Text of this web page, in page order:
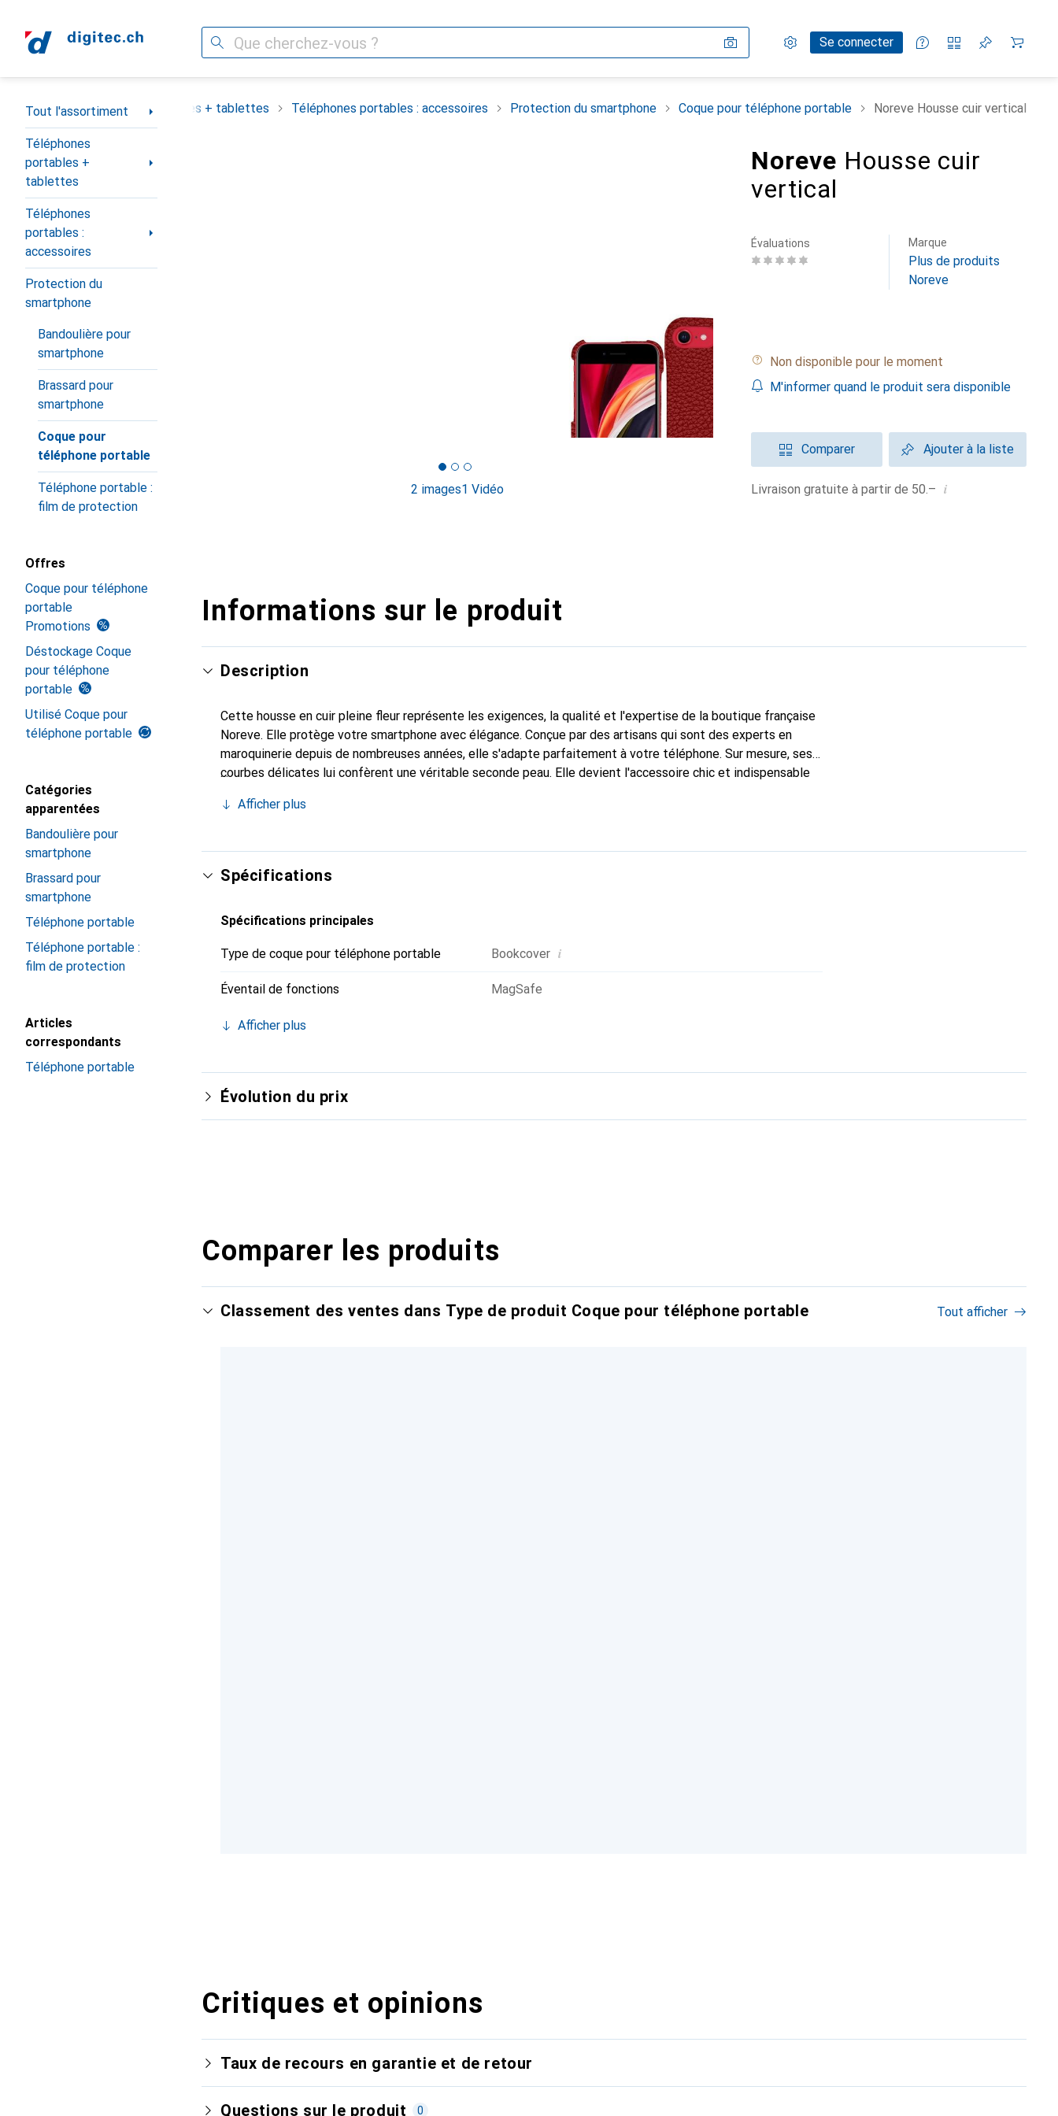
Recherche Paramètres
Compte clientSe connecter
Listes de comparaison
Listes d'envies
Panier
Navigation par catégorie
Tout l'assortiment
Téléphones
portables +
tablettes
Téléphones
portables :
accessoires
Protection du
smartphone
Bandoulière pour
smartphone
Brassard pour
smartphone
Coque pour
téléphone portable
Téléphone portable :
film de protection
Offres
Coque pour téléphone
portable
Promotions
Déstockage Coque
pour téléphone
portable
Utilisé Coque pour
téléphone portable
Catégories
apparentées
Bandoulière pour
smartphone
Brassard pour
smartphone
Téléphone portable
Téléphone portable :
film de protection
Articles
correspondants
Téléphone portable
Téléphones portables + tablettes Téléphones portables : accessoires Protection du smartphone Coque pour téléphone portable Noreve Housse cuir vertical
2 images1 Vidéo
Noreve Housse cuir
vertical
Évaluations Marque
Plus de produits
Noreve
Non disponible pour le moment
M'informer quand le produit sera disponible
Comparer Ajouter à la liste
Livraison gratuite à partir de 50.– i
Informations sur le produit
Description
Cette housse en cuir pleine fleur représente les exigences, la qualité et l'expertise de la boutique française
Noreve. Elle protège votre smartphone avec élégance. Conçue par des artisans qui sont des experts en
maroquinerie depuis de nombreuses années, elle s'adapte parfaitement à votre téléphone. Sur mesure, ses
courbes délicates lui confèrent une véritable seconde peau. Elle devient l'accessoire chic et indispensable
est un choix sûr pour une clientèle exigeante.
Afficher plus
Spécifications
Spécifications principales
Type de coque pour téléphone portable Bookcover i
Éventail de fonctions MagSafe
Afficher plus
Évolution du prix
Comparer les produits
Classement des ventes dans Type de produit Coque pour téléphone portable Tout afficher
Critiques et opinions
Taux de recours en garantie et de retour
Questions sur le produit 0